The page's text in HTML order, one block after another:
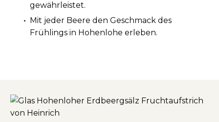
gewährleistet.
Mit jeder Beere den Geschmack des
Frühlings in Hohenlohe erleben.